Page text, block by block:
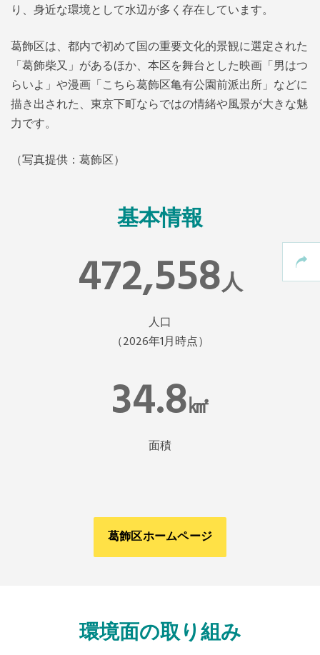
り、身近な環境として水辺が多く存在しています。
葛飾区は、都内で初めて国の重要文化的景観に選定された
「葛飾柴又」があるほか、本区を舞台とした映画「男はつ
らいよ」や漫画「こちら葛飾区亀有公園前派出所」などに
描き出された、東京下町ならではの情緒や風景が大きな魅
力です。
（写真提供：葛飾区）
基本情報
472,558人
人口
（2026年1月時点）
34.8㎢
面積
葛飾区ホームページ
環境面の取り組み